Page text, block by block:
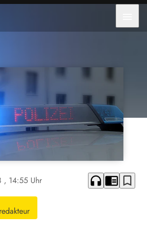
, 14:55 Uhr headphones chrome_reader_mode bookmark_border